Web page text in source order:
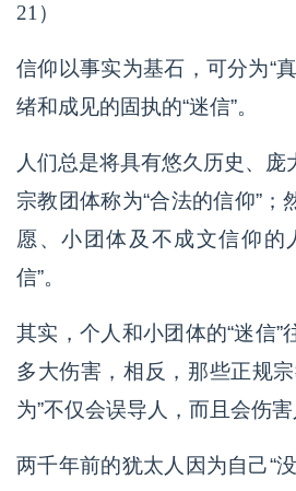
21）
信仰以事实为基石，可分为“
绪和成见的固执的“迷信”。
人们总是将具有悠久历史、庞
宗教团体称为“合法的信仰”；
愿、小团体及不成文信仰的
信”。
其实，个人和小团体的“迷信”
多大伤害，相反，那些正规
为”不仅会误导人，而且会伤害
两千年前的犹太人因为自己“